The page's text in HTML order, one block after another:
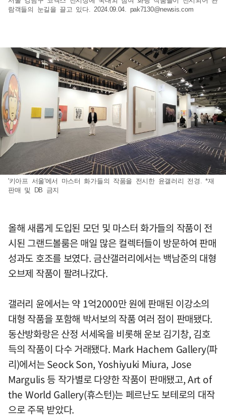
람객들의 눈길을 끌고 있다. 2024.09.04. pak7130@newsis.com
'키아프 서울'에서 마스터 화가들의 작품을 전시한 윤갤러리 전경. *재
판매 및 DB 금지
올해 새롭게 도입된 모던 및 마스터 화가들의 작품이 전
시된 그랜드볼룸은 매일 많은 컬렉터들이 방문하여 판매
성과도 호조를 보였다. 금산갤러리에서는 백남준의 대형
오브제 작품이 팔려나갔다.
갤러리 윤에서는 약 1억2000만 원에 판매된 이강소의
대형 작품을 포함해 박서보의 작품 여러 점이 판매됐다.
동산방화랑은 산정 서세옥을 비롯해 운보 김기창, 김호
득의 작품이 다수 거래됐다. Mark Hachem Gallery(파
리)에서는 Seock Son, Yoshiyuki Miura, Jose
Margulis 등 작가별로 다양한 작품이 판매됐고, Art of
the World Gallery(휴스턴)는 페르난도 보테로의 대작
으로 주목 받았다.